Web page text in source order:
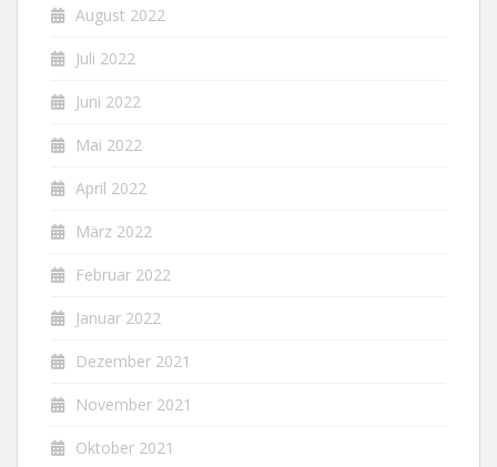
August 2022
Juli 2022
Juni 2022
Mai 2022
April 2022
März 2022
Februar 2022
Januar 2022
Dezember 2021
November 2021
Oktober 2021